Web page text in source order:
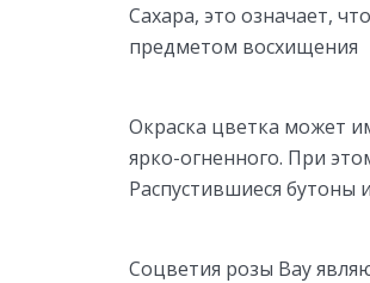
Сахара, это означает,
предметом восхищения
Окраска цветка может
ярко-огненного. При
Распустившиеся
Соцветия розы Вау